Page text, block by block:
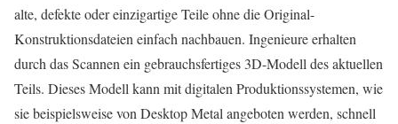
alte, defekte oder einzigartige Teile ohne die Original-
Konstruktionsdateien einfach nachbauen. Ingenieure erhalten
durch das Scannen ein gebrauchsfertiges 3D-Modell des aktuellen
Teils. Dieses Modell kann mit digitalen Produktionssystemen, wie
sie beispielsweise von Desktop Metal angeboten werden, schnell